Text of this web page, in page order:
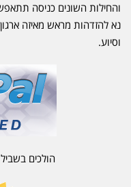
והחילות השונים כניסה
נא להזדהות מראש מאיזה
וסיוע.
הולכים